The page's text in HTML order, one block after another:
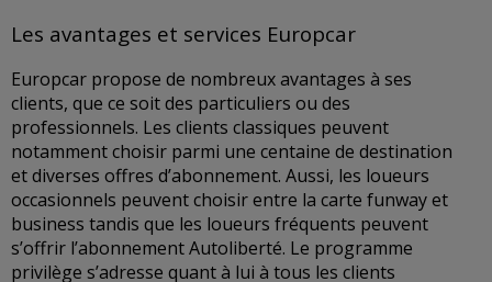
Les avantages et services Europcar
Europcar propose de nombreux avantages à ses
clients, que ce soit des particuliers ou des
professionnels. Les clients classiques peuvent
notamment choisir parmi une centaine de destination
et diverses offres d’abonnement. Aussi, les loueurs
occasionnels peuvent choisir entre la carte funway et
business tandis que les loueurs fréquents peuvent
s’offrir l’abonnement Autoliberté. Le programme
privilège s’adresse quant à lui à tous les clients